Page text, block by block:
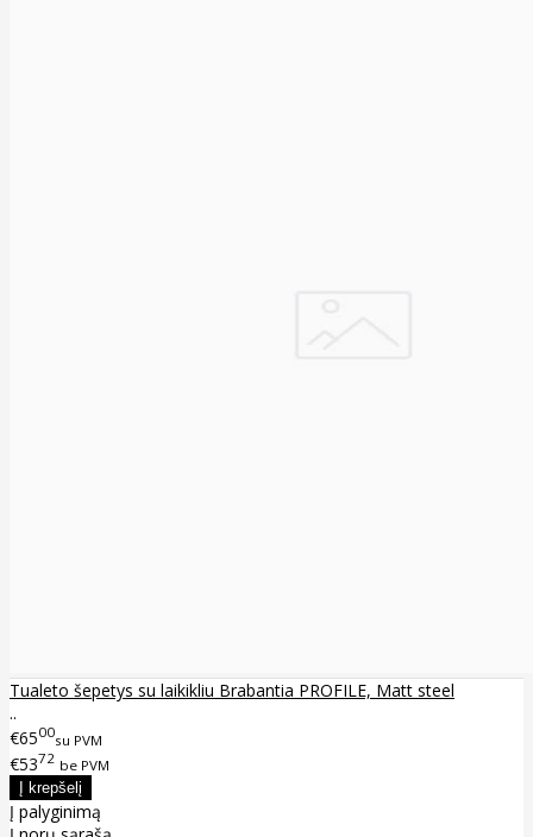
Tualeto šepetys su laikikliu Brabantia PROFILE, Matt steel
..
€6500su PVM
€5372 be PVM
Į palyginimą